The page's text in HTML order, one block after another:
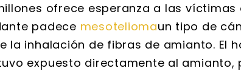
ofrece esperanza a las víctimas
padece mesoteliomaun tipo de
la inhalación de fibras de amianto. El
expuesto directamente al